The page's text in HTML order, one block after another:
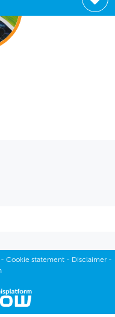
Cookie statement- Disclaimer-